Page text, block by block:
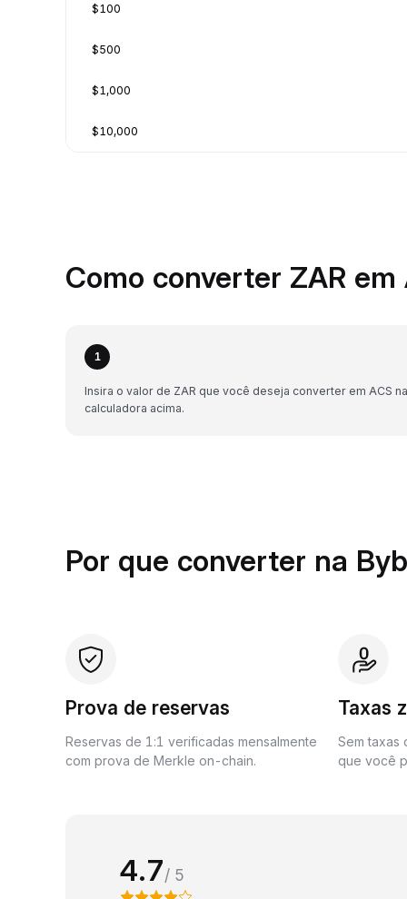
$100
$500
$1,000
$10,000
Como converter ZAR em
1
Insira o valor de ZAR que você deseja converter em ACS na
calculadora acima.
Por que converter na
Prova de reservas
Reservas de 1:1 verificadas mensalmente
com prova de Merkle on-chain.
Taxas
Sem taxas
que você
4.7/ 5